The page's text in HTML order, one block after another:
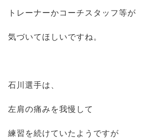
トレーナーかコーチスタッフ等が
気づいてほしいですね。
石川選手は、
左肩の痛みを我慢して
練習を続けていたようですが